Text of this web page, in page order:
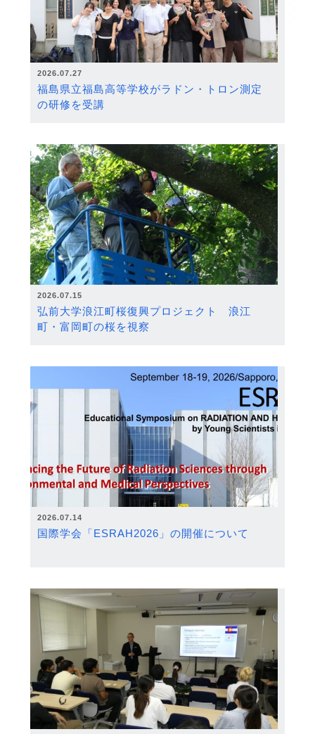
2026.07.27
福島県立福島高等学校がラドン・トロン測定
の研修を受講
2026.07.15
弘前大学浪江町桜復興プロジェクト 浪江
町・富岡町の桜を視察
2026.07.14
国際学会「ESRAH2026」の開催について